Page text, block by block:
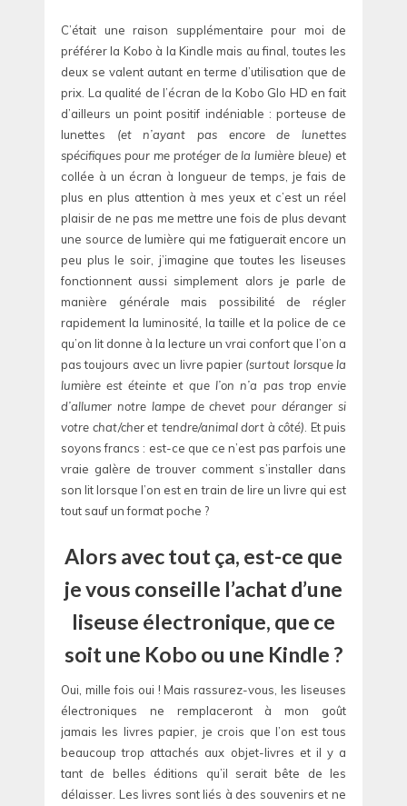
C’était une raison supplémentaire pour moi de
préférer la Kobo à la Kindle mais au final, toutes les
deux se valent autant en terme d’utilisation que de
prix. La qualité de l’écran de la Kobo Glo HD en fait
d’ailleurs un point positif indéniable : porteuse de
lunettes (et n’ayant pas encore de lunettes
spécifiques pour me protéger de la lumière bleue) et
collée à un écran à longueur de temps, je fais de
plus en plus attention à mes yeux et c’est un réel
plaisir de ne pas me mettre une fois de plus devant
une source de lumière qui me fatiguerait encore un
peu plus le soir, j’imagine que toutes les liseuses
fonctionnent aussi simplement alors je parle de
manière générale mais possibilité de régler
rapidement la luminosité, la taille et la police de ce
qu’on lit donne à la lecture un vrai confort que l’on a
pas toujours avec un livre papier (surtout lorsque la
lumière est éteinte et que l’on n’a pas trop envie
d’allumer notre lampe de chevet pour déranger si
votre chat/cher et tendre/animal dort à côté). Et puis
soyons francs : est-ce que ce n’est pas parfois une
vraie galère de trouver comment s’installer dans
son lit lorsque l’on est en train de lire un livre qui est
tout sauf un format poche ?
Alors avec tout ça, est-ce que
je vous conseille l’achat d’une
liseuse électronique, que ce
soit une Kobo ou une Kindle ?
Oui, mille fois oui ! Mais rassurez-vous, les liseuses
électroniques ne remplaceront à mon goût
jamais les livres papier, je crois que l’on est tous
beaucoup trop attachés aux objet-livres et il y a
tant de belles éditions qu’il serait bête de les
délaisser. Les livres sont liés à des souvenirs et ne